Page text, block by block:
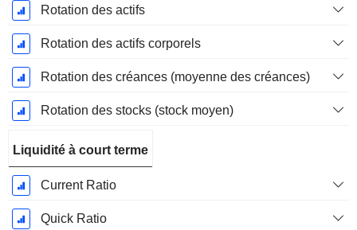
Rotation des actifs
Rotation des actifs corporels
Rotation des créances (moyenne des créances)
Rotation des stocks (stock moyen)
Liquidité à court terme
Current Ratio
Quick Ratio